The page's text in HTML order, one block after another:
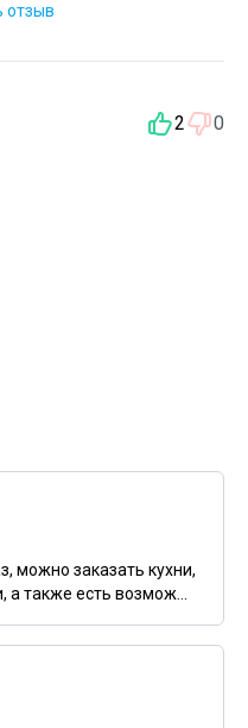
отзыв
2 0
можно заказать кухни,
также есть возмож...